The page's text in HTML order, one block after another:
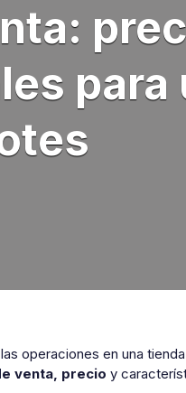
para
operaciones en una
venta, precio y